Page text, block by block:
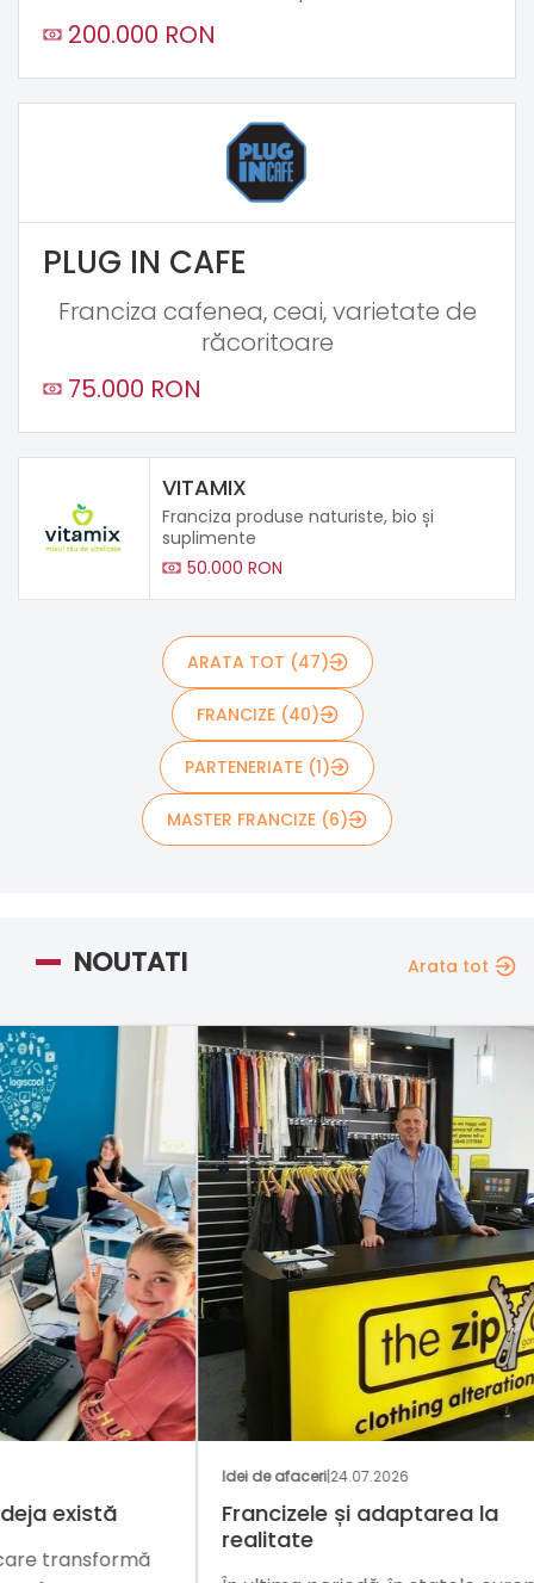
200.000 RON
PLUG IN CAFE
Franciza cafenea, ceai, varietate de
răcoritoare
75.000 RON
VITAMIX
Franciza produse naturiste, bio și
suplimente
50.000 RON
ARATA TOT (47)
FRANCIZE (40)
PARTENERIATE (1)
MASTER FRANCIZE (6)
NOUTATI Arata tot
24.07.2026
Francizele și adaptarea la